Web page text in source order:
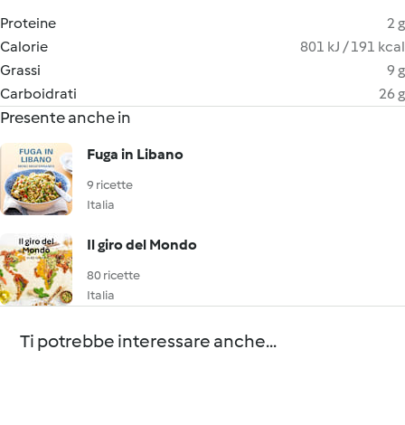
Proteine
2 g
Calorie
801 kJ / 191 kcal
Grassi
9 g
Carboidrati
26 g
Presente anche in
Fuga in Libano
9 ricette
Italia
Il giro del Mondo
80 ricette
Italia
Ti potrebbe interessare anche...